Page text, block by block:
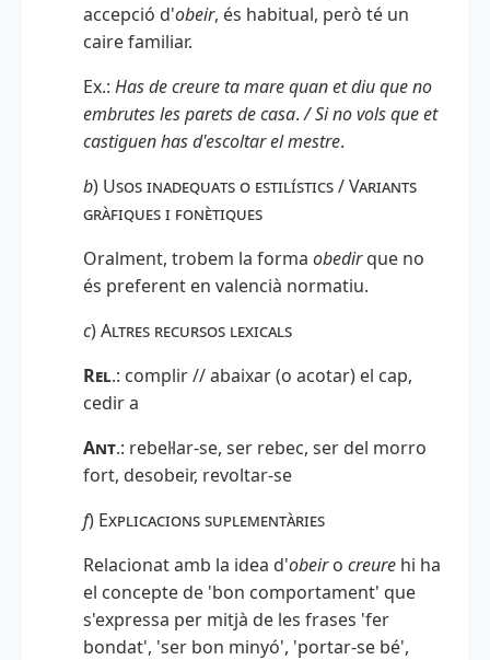
accepció d'obeir, és habitual, però té un
caire familiar.
Ex.: Has de creure ta mare quan et diu que no
embrutes les parets de casa./Si no vols que et
castiguen has d'escoltar el mestre.
b) Usos inadequats o estilístics / Variants
gràfiques i fonètiques
Oralment, trobem la forma obedirque no
és preferent en valencià normatiu.
c)Altres recursos lexicals
Rel.: complir // abaixar (o acotar) el cap,
cedir a
Ant.: rebel·lar-se, ser rebec, ser del morro
fort, desobeir, revoltar-se
f) Explicacions suplementàries
Relacionat amb la idea d'obeiro creure hi ha
el concepte de 'bon comportament' que
s'expressa per mitjà de les frases 'fer
bondat', 'ser bon minyó', 'portar-se bé',